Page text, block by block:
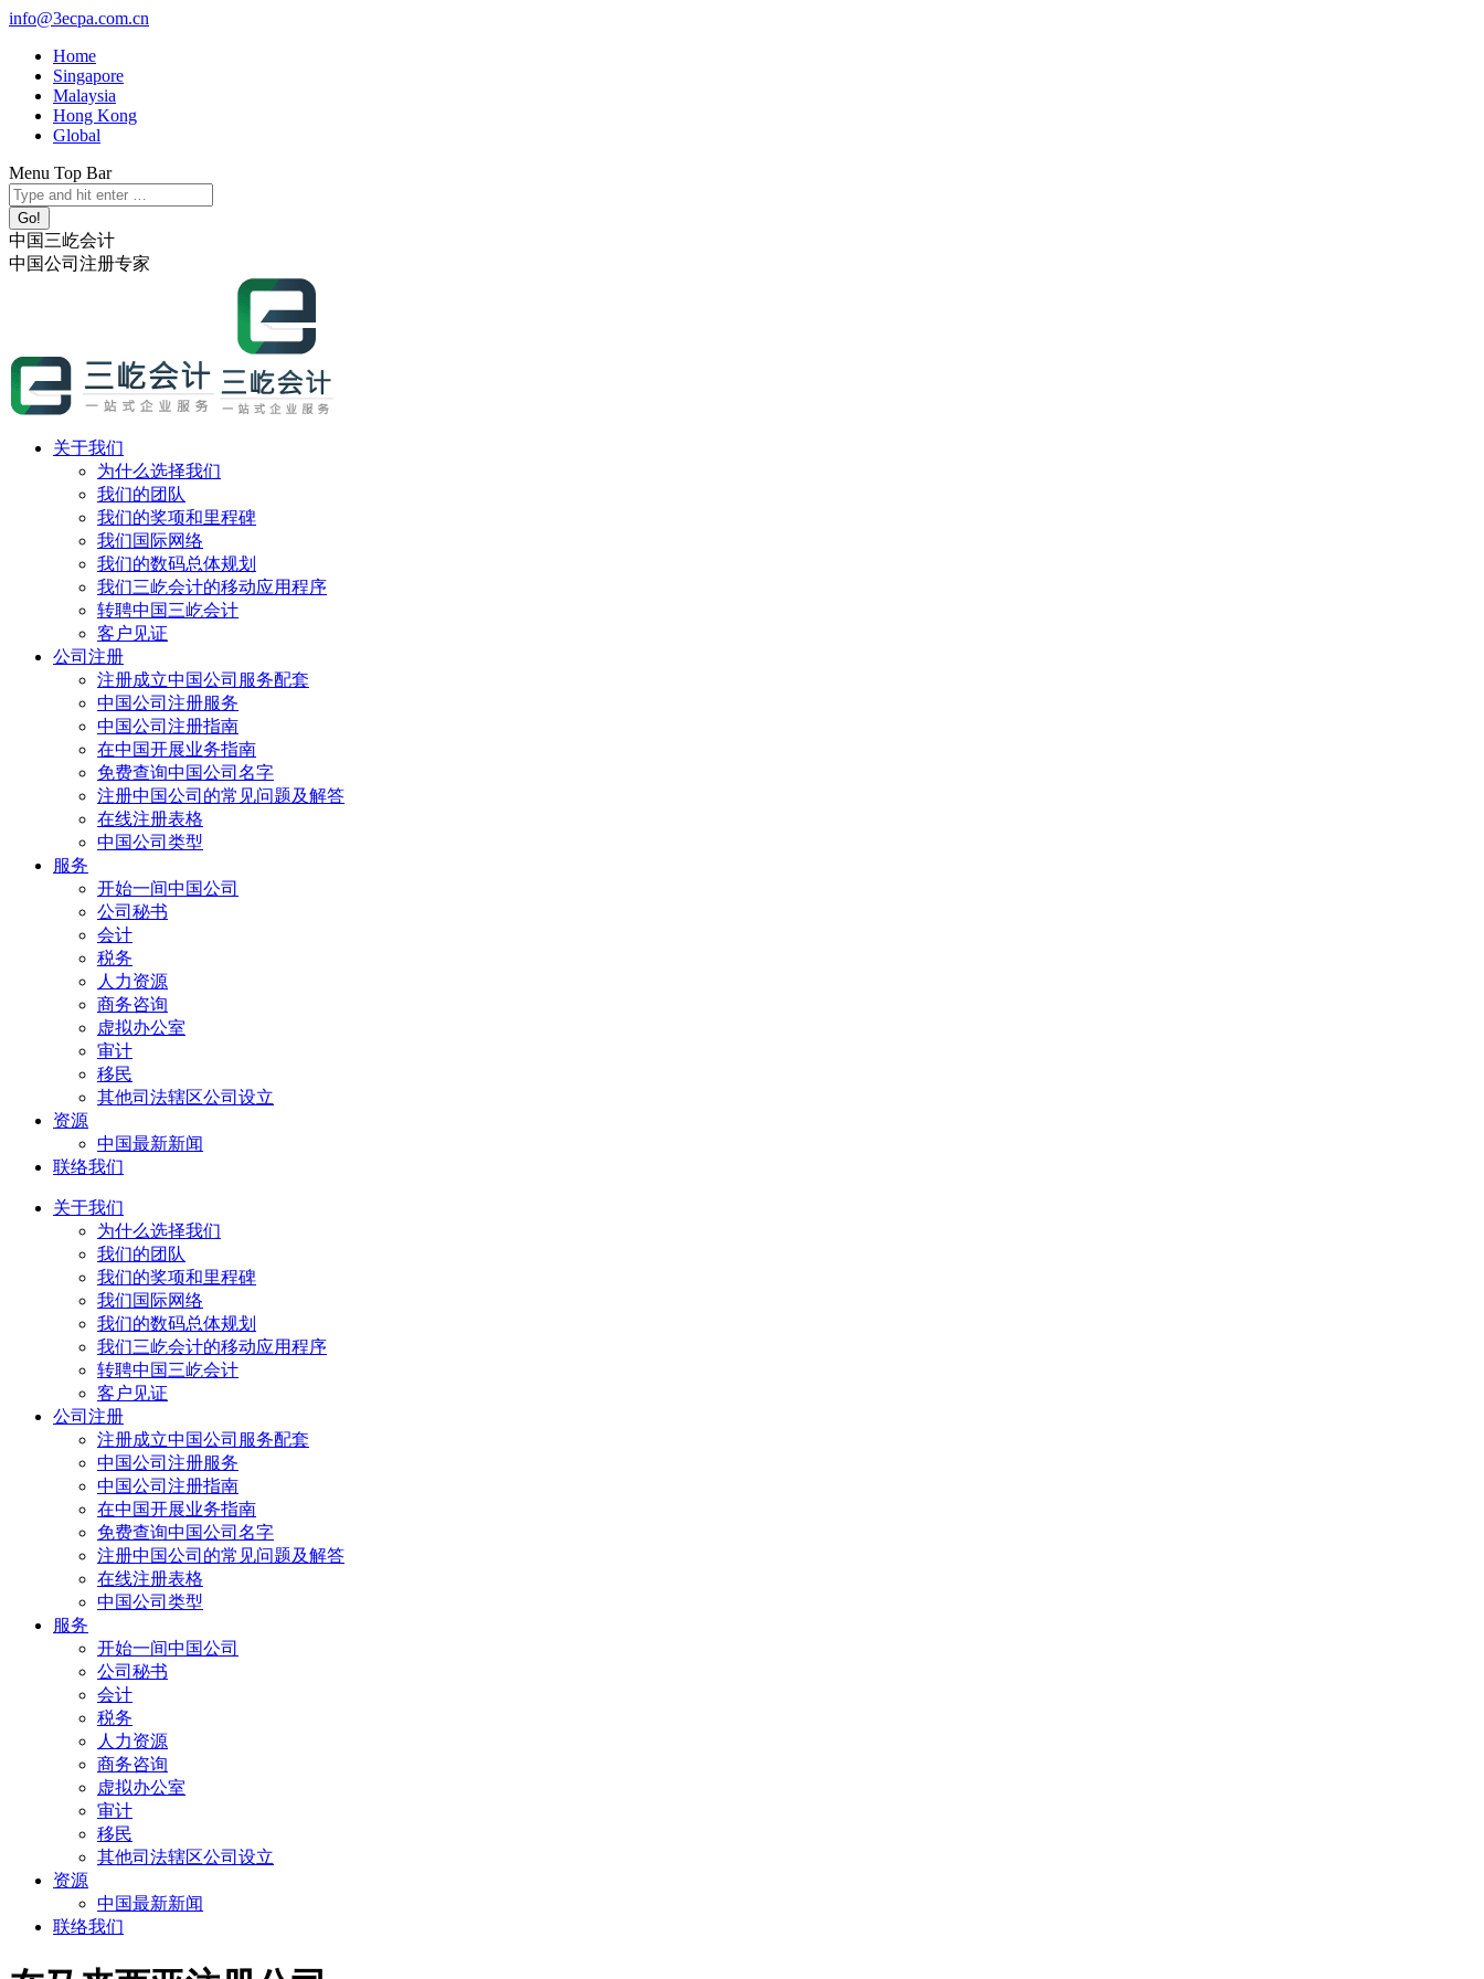
跳
info@3ecpa.com.cn
Home
Singapore
Malaysia
Hong Kong
Global
Menu Top Bar
X
page
opens
in
new
YouTube
page
opens
in
new
Linkedin
page
opens
in
new
Instagram
page
opens
in
new
Search:
中国三屹会计
中国公司注册专家
关于我们
为什么选择我们
我们的团队
我们的奖项和里程碑
我们国际网络
我们的数码总体规划
我们三屹会计的移动应用程序
转聘中国三屹会计
客户见证
公司注册
注册成立中国公司服务配套
中国公司注册服务
中国公司注册指南
在中国开展业务指南
免费查询中国公司名字
注册中国公司的常见问题及解答
在线注册表格
中国公司类型
服务
开始一间中国公司
公司秘书
会计
税务
人力资源
商务咨询
虚拟办公室
审计
移民
其他司法辖区公司设立
资源
中国最新新闻
联络我们
关于我们
为什么选择我们
我们的团队
我们的奖项和里程碑
我们国际网络
我们的数码总体规划
我们三屹会计的移动应用程序
转聘中国三屹会计
客户见证
公司注册
注册成立中国公司服务配套
中国公司注册服务
中国公司注册指南
在中国开展业务指南
免费查询中国公司名字
注册中国公司的常见问题及解答
在线注册表格
中国公司类型
服务
开始一间中国公司
公司秘书
会计
税务
人力资源
商务咨询
虚拟办公室
审计
移民
其他司法辖区公司设立
资源
中国最新新闻
联络我们